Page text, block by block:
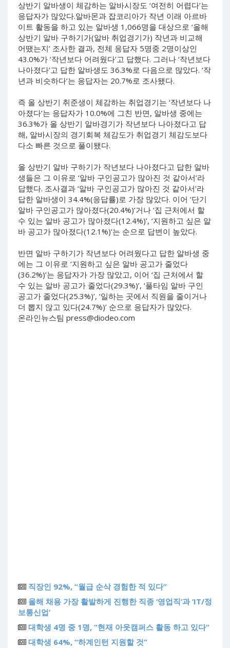
상반기 알바생이 체감하는 알바시장도 ‘여전히 어렵다’는
응답자가 많았다.알바몬과 잡코리아가 작년 이래 아르바
이트 활동을 하고 있는 알바생 1,066명을 대상으로 ‘올해
상반기 알바 구하기가(알바 취업경기가) 작년과 비교해
어땠는지’ 조사한 결과, 전체 응답자 5명중 2명이상인
43.0%가 ‘작년보다 어려웠다’고 답했다. 그러나 ‘작년보다
나아졌다’고 답한 알바생도 36.3%로 다음으로 많았다. ‘작
년과 비슷하다’는 응답자는 20.7%로 조사됐다.
즉 올 상반기 취준생이 체감하는 취업경기는 ‘작년보다 나
아졌다’는 응답자가 10.0%에 그친 반면, 알바생 중에는
36.3%가 올 상반기 알바경기가 작년보다 나아졌다고 답
해, 알바시장의 경기회복 체감도가 취업경기 체감도보다
다소 빠른 것으로 풀이됐다.
올 상반기 알바 구하기가 작년보다 나아졌다고 답한 알바
생들은 그 이유로 ‘알바 구인공고가 많아진 것 같아서’라
답했다. 조사결과 ‘알바 구인공고가 많아진 것 같아서’라
답한 알바생이 34.4%(응답률)로 가장 많았다. 이어 ‘단기
알바 구인공고가 많아졌다(20.4%)’거나 ‘집 근처에서 할
수 있는 알바 공고가 많아졌다(12.4%)’, ‘지원하고 싶은 알
바 공고가 많아졌다(12.1%)’는 순으로 답변이 높았다.
반면 알바 구하기가 작년보다 어려웠다고 답한 알바생 중
에는 그 이유로 ‘지원하고 싶은 알바 공고가 줄었다
(36.2%)’는 응답자가 가장 많았고, 이어 ‘집 근처에서 할
수 있는 알바 공고가 줄었다(29.3%)’, ‘풀타임 알바 구인
공고가 줄었다(25.3%)’, ‘일하는 곳에서 직원을 줄이거나
더 뽑지 않고 있다(24.7%)’ 순으로 응답자가 많았다.
온라인뉴스팀 press@diodeo.com
직장인 92%, “월급 순삭 경험한 적 있다”
올해 채용 가장 활발하게 진행한 직종 ‘영업직’과 ‘IT/정
보통신업’
대학생 4명 중 1명, “현재 아웃캠퍼스 활동 하고 있다”
대학생 64%, “하계인턴 지원할 것”